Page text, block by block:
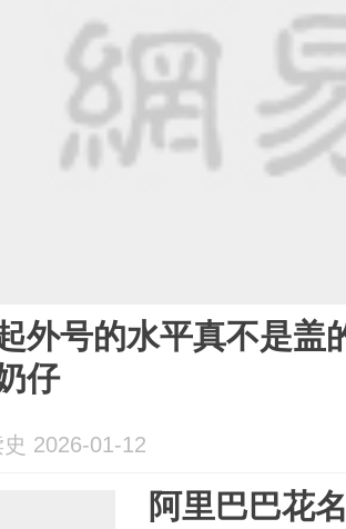
外号的水平真不是盖
仔
2026-01-12
阿里巴巴花